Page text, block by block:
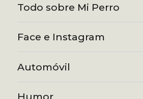
Todo sobre Mi Perro
Face e Instagram
Automóvil
Humor